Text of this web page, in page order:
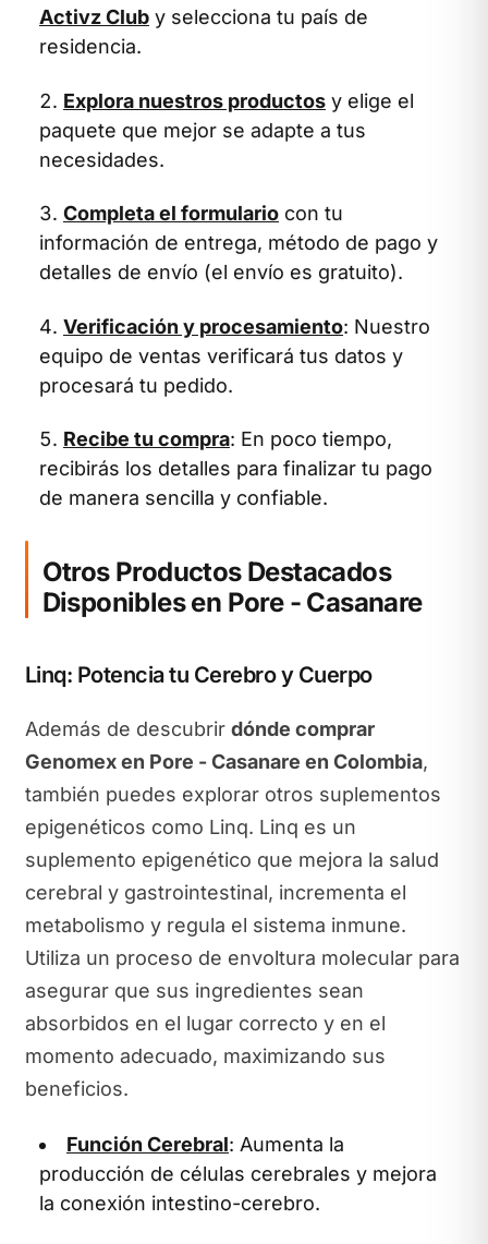
Activz Club y selecciona tu país de
residencia.
Explora nuestros productos y elige el
paquete que mejor se adapte a tus
necesidades.
Completa el formulario con tu
información de entrega, método de pago y
detalles de envío (el envío es gratuito).
Verificación y procesamiento: Nuestro
equipo de ventas verificará tus datos y
procesará tu pedido.
Recibe tu compra: En poco tiempo,
recibirás los detalles para finalizar tu pago
de manera sencilla y confiable.
Otros Productos Destacados
Disponibles en Pore - Casanare
Linq: Potencia tu Cerebro y Cuerpo
Además de descubrir dónde comprar
Genomex en Pore - Casanare en Colombia,
también puedes explorar otros suplementos
epigenéticos como Linq. Linq es un
suplemento epigenético que mejora la salud
cerebral y gastrointestinal, incrementa el
metabolismo y regula el sistema inmune.
Utiliza un proceso de envoltura molecular para
asegurar que sus ingredientes sean
absorbidos en el lugar correcto y en el
momento adecuado, maximizando sus
beneficios.
Función Cerebral: Aumenta la
producción de células cerebrales y mejora
la conexión intestino-cerebro.